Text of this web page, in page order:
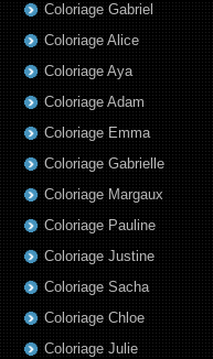
Coloriage Gabriel
Coloriage Alice
Coloriage Aya
Coloriage Adam
Coloriage Emma
Coloriage Gabrielle
Coloriage Margaux
Coloriage Pauline
Coloriage Justine
Coloriage Sacha
Coloriage Chloe
Coloriage Julie